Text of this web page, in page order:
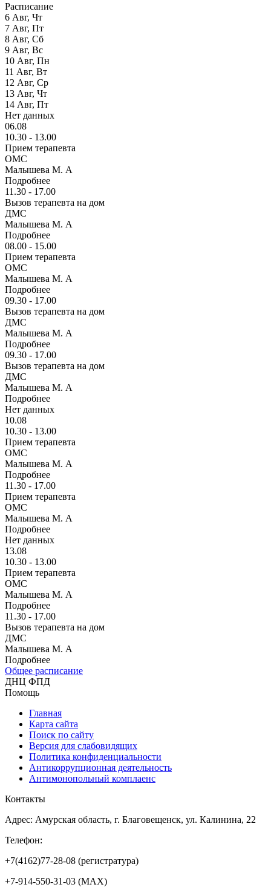
Расписание
6 Авг, Чт
7 Авг, Пт
8 Авг, Сб
9 Авг, Вс
10 Авг, Пн
11 Авг, Вт
12 Авг, Ср
13 Авг, Чт
14 Авг, Пт
Нет данных
06.08
10.30 - 13.00
Прием терапевта
ОМС
Малышева М. А
Подробнее
11.30 - 17.00
Вызов терапевта на дом
ДМС
Малышева М. А
Подробнее
08.00 - 15.00
Прием терапевта
ОМС
Малышева М. А
Подробнее
09.30 - 17.00
Вызов терапевта на дом
ДМС
Малышева М. А
Подробнее
09.30 - 17.00
Вызов терапевта на дом
ДМС
Малышева М. А
Подробнее
Нет данных
10.08
10.30 - 13.00
Прием терапевта
ОМС
Малышева М. А
Подробнее
11.30 - 17.00
Прием терапевта
ОМС
Малышева М. А
Подробнее
Нет данных
13.08
10.30 - 13.00
Прием терапевта
ОМС
Малышева М. А
Подробнее
11.30 - 17.00
Вызов терапевта на дом
ДМС
Малышева М. А
Подробнее
Общее расписание
ДНЦ ФПД
Помощь
Главная
Карта сайта
Поиск по сайту
Версия для слабовидящих
Политика конфиденциальности
Антикоррупционная деятельность
Антимонопольный комплаенс
Контакты
Адрес: Амурская область, г. Благовещенск, ул. Калинина, 22
Телефон:
+7(4162)77-28-08 (регистратура)
+7-914-550-31-03 (MAX)